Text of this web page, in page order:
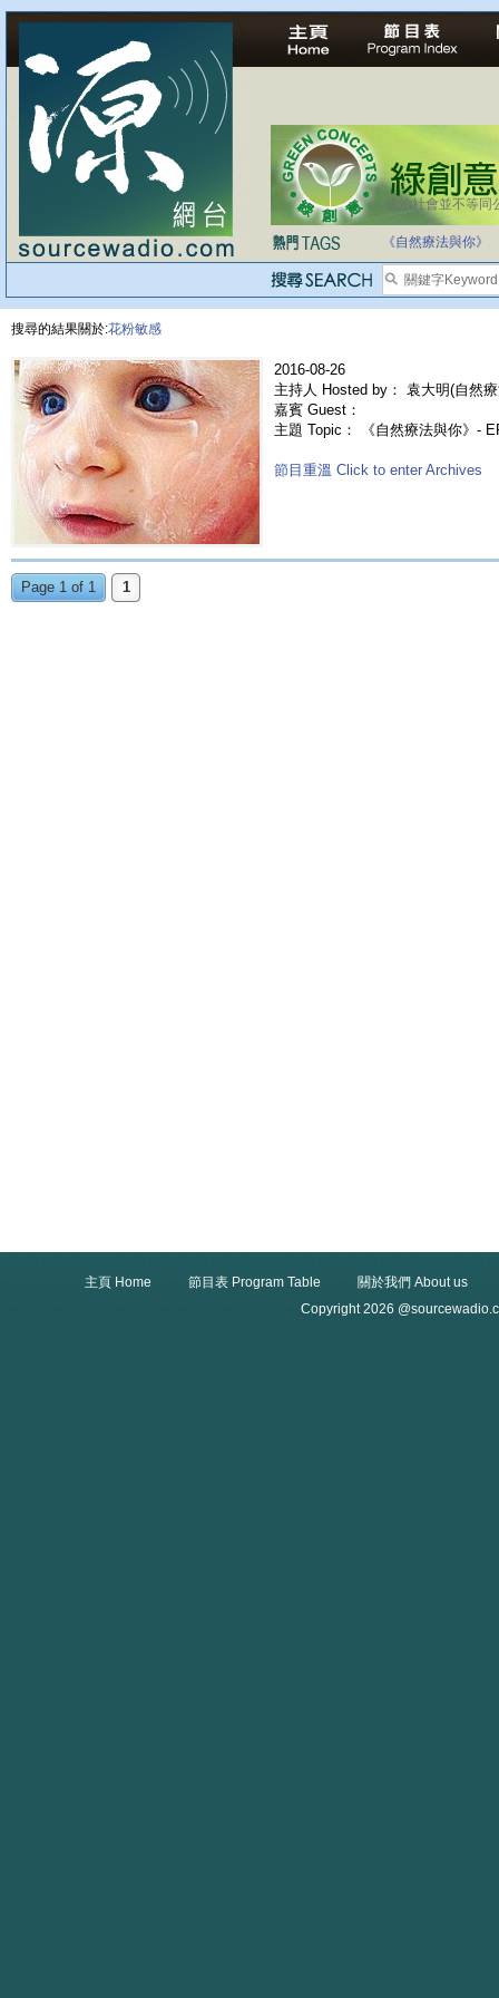
法治社會並不等同
《自然療法與你》
搜尋的結果關於:花粉敏感
2016-08-26
主持人 Hosted by： 袁大明(自然
嘉賓 Guest：
主題 Topic： 《自然療法與你》-
節目重溫 Click to enter Archives
Page 1 of 1 1
主頁 Home 節目表 Program Table
關於我們 About us
Copyright 2026